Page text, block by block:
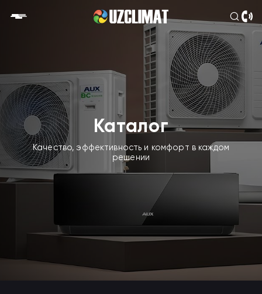
Каталог
Качество, эффективность и комфорт в каждом
решении